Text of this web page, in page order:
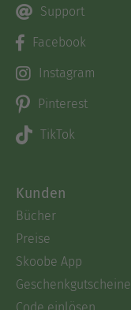
Support
Facebook
Instagram
Pinterest
TikTok
Kunden
Bücher
Preise
Skoobe App
Geschenkgutscheine